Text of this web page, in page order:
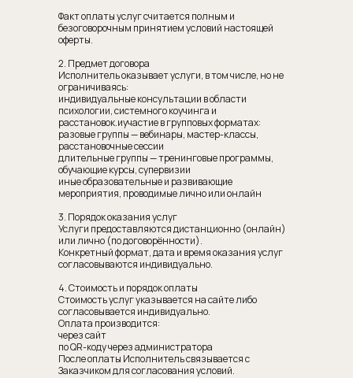
Факт оплаты услуг считается полным и
безоговорочным принятием условий настоящей
оферты.
2. Предмет договора
Исполнитель оказывает услуги, в том числе, но не
ограничиваясь:
индивидуальные консультации в области
психологии, системного коучинга и
расстановок.иучастие в групповых форматах:
разовые группы — вебинары, мастер-классы,
расстановочные сессии
длительные группы — тренинговые программы,
обучающие курсы, супервизии
иные образовательные и развивающие
мероприятия, проводимые лично или онлайн
3. Порядок оказания услуг
Услуги предоставляются дистанционно (онлайн)
или лично (по договорённости).
Конкретный формат, дата и время оказания услуг
согласовываются индивидуально.
4. Стоимость и порядок оплаты
Стоимость услуг указывается на сайте либо
согласовывается индивидуально.
Оплата производится:
через сайт
по QR-коду через администратора
После оплаты Исполнитель связывается с
Заказчиком для согласования условий.